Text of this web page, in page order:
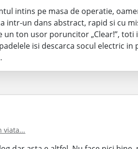
intins pe masa de operatie,
intr-un dans abstract, rapid si cu
ton usor poruncitor „Clear!”, toti
isi descarca socul electric in
viata...